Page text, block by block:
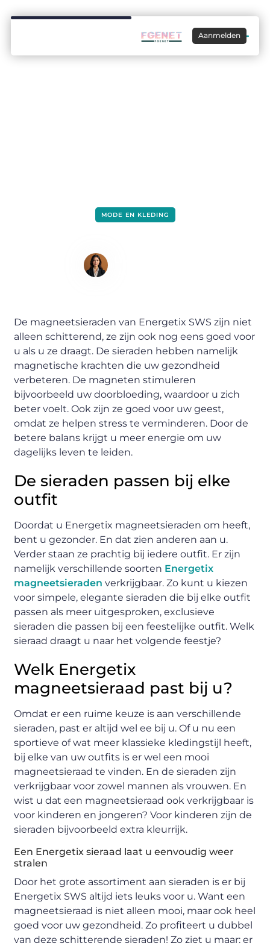
Aanmelden
MODE EN KLEDING
De magneetsieraden van Energetix SWS zijn niet
alleen schitterend, ze zijn ook nog eens goed voor
u als u ze draagt. De sieraden hebben namelijk
magnetische krachten die uw gezondheid
verbeteren. De magneten stimuleren
bijvoorbeeld uw doorbloeding, waardoor u zich
beter voelt. Ook zijn ze goed voor uw geest,
omdat ze helpen stress te verminderen. Door de
betere balans krijgt u meer energie om uw
dagelijks leven te leiden.
De sieraden passen bij elke
outfit
Doordat u Energetix magneetsieraden om heeft,
bent u gezonder. En dat zien anderen aan u.
Verder staan ze prachtig bij iedere outfit. Er zijn
namelijk verschillende soorten Energetix
magneetsieraden verkrijgbaar. Zo kunt u kiezen
voor simpele, elegante sieraden die bij elke outfit
passen als meer uitgesproken, exclusieve
sieraden die passen bij een feestelijke outfit. Welk
sieraad draagt u naar het volgende feestje?
Welk Energetix
magneetsieraad past bij u?
Omdat er een ruime keuze is aan verschillende
sieraden, past er altijd wel ee bij u. Of u nu een
sportieve of wat meer klassieke kledingstijl heeft,
bij elke van uw outfits is er wel een mooi
magneetsieraad te vinden. En de sieraden zijn
verkrijgbaar voor zowel mannen als vrouwen. En
wist u dat een magneetsieraad ook verkrijgbaar is
voor kinderen en jongeren? Voor kinderen zijn de
sieraden bijvoorbeeld extra kleurrijk.
Een Energetix sieraad laat u eenvoudig weer
stralen
Door het grote assortiment aan sieraden is er bij
Energetix SWS altijd iets leuks voor u. Want een
magneetsieraad is niet alleen mooi, maar ook heel
goed voor uw gezondheid. Zo profiteert u dubbel
van deze schitterende sieraden! Zo ziet u maar: er